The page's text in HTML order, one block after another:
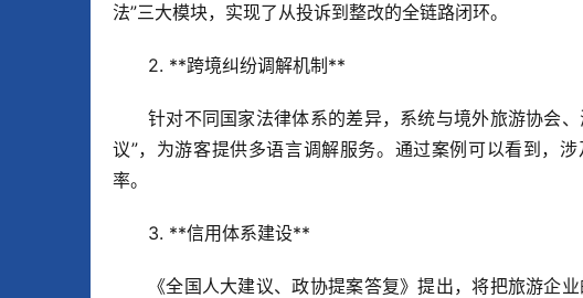
法”三大模块，实现了从投诉到整改的全链路闭环。
2. **跨境纠纷调解机制**
针对不同国家法律体系的差异，系统与境外旅游协会
议”，为游客提供多语言调解服务。通过案例可以看到，
率。
3. **信用体系建设**
《全国人大建议、政协提案答复》提出，将把旅游企